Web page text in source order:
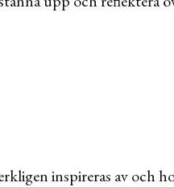
inspireras av och